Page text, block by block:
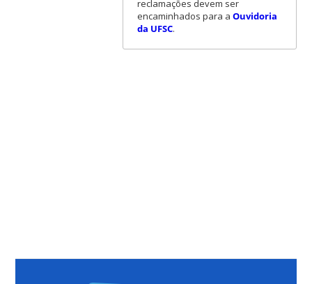
reclamações devem ser
encaminhados para a Ouvidoria
da UFSC.